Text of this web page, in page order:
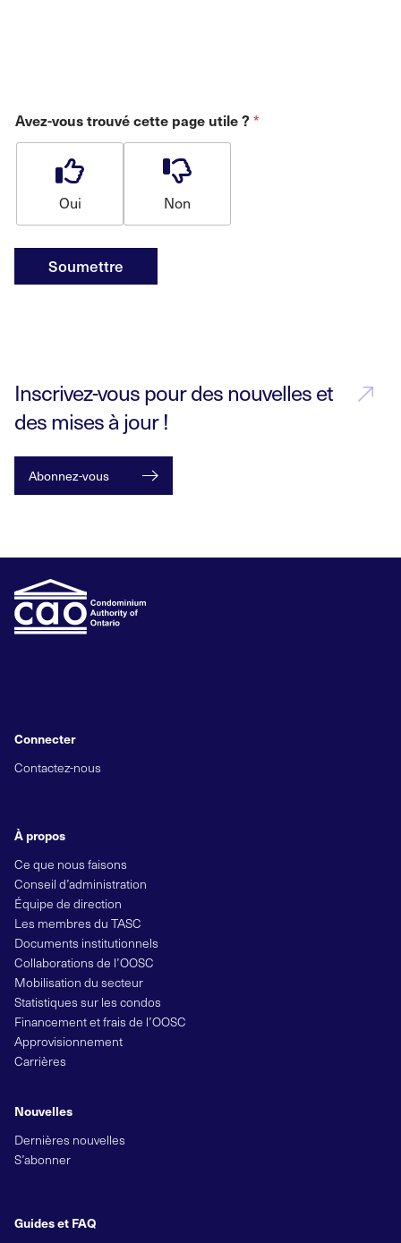
Avez-vous trouvé cette page utile ? *
Oui Non
Soumettre
Inscrivez-vous pour des nouvelles et
des mises à jour !
Abonnez-vous
À propos
Ce que nous faisons
Conseil d’administration
Équipe de direction
Les membres du TASC
Documents institutionnels
Collaborations de l’OOSC
Mobilisation du secteur
Statistiques sur les condos
Financement et frais de l’OOSC
Approvisionnement
Carrières
Nouvelles
Dernières nouvelles
S’abonner
Guides et FAQ
Connecter
Contactez-nous